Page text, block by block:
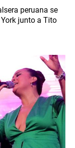
peruana se
junto a Tito